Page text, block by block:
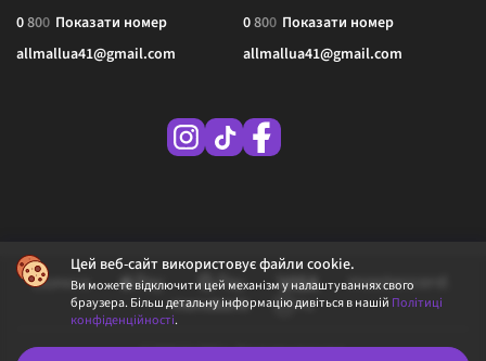
Цей веб-сайт використовує файли cookie.
Ви можете відключити цей механізм у налаштуваннях свого
браузера. Більш детальну інформацію дивіться в нашій Політиці
конфіденційності.
0800 Показати номер
allmallua41@gmail.com
0800 Показати номер
allmallua41@gmail.com
© 2026 ALLMALL. Всі права захищені.